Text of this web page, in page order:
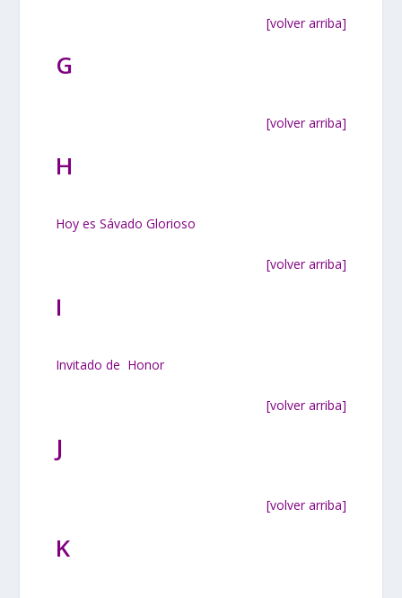
[volver arriba]
G
[volver arriba]
H
Hoy es Sávado Glorioso
[volver arriba]
I
Invitado de Honor
[volver arriba]
J
[volver arriba]
K